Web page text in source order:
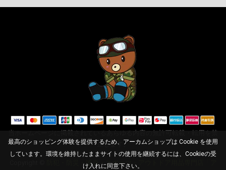
3段階調光 充電式 蜂デ
当ホームページに掲載されているあらゆる内容の無許可転載・転用を禁
止します。
防犯・防災・護身・スポーツ・アウトドア用品専門店「ア
最高のショッピング体験を提供するため、アーカムショップは Cookie を使用
しています。環境を維持したままサイトの使用を継続するには、Cookieの受
け入れに同意下さい。